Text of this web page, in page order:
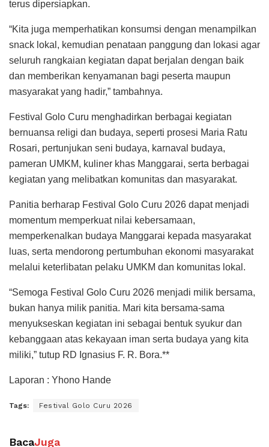
terus dipersiapkan.
“Kita juga memperhatikan konsumsi dengan menampilkan
snack lokal, kemudian penataan panggung dan lokasi agar
seluruh rangkaian kegiatan dapat berjalan dengan baik
dan memberikan kenyamanan bagi peserta maupun
masyarakat yang hadir,” tambahnya.
Festival Golo Curu menghadirkan berbagai kegiatan
bernuansa religi dan budaya, seperti prosesi Maria Ratu
Rosari, pertunjukan seni budaya, karnaval budaya,
pameran UMKM, kuliner khas Manggarai, serta berbagai
kegiatan yang melibatkan komunitas dan masyarakat.
Panitia berharap Festival Golo Curu 2026 dapat menjadi
momentum memperkuat nilai kebersamaan,
memperkenalkan budaya Manggarai kepada masyarakat
luas, serta mendorong pertumbuhan ekonomi masyarakat
melalui keterlibatan pelaku UMKM dan komunitas lokal.
“Semoga Festival Golo Curu 2026 menjadi milik bersama,
bukan hanya milik panitia. Mari kita bersama-sama
menyukseskan kegiatan ini sebagai bentuk syukur dan
kebanggaan atas kekayaan iman serta budaya yang kita
miliki,” tutup RD Ignasius F. R. Bora.**
Laporan : Yhono Hande
Tags: Festival Golo Curu 2026
BacaJuga